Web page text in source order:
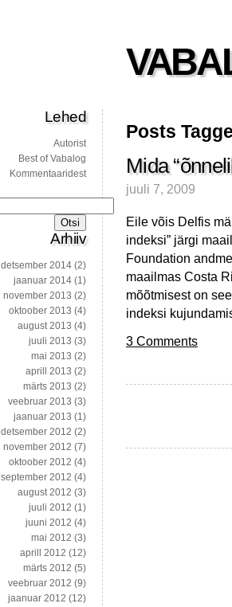
Posts
Mida
juuli 7, 2009
Eile võis Delfis
indeksi” järgi
Foundation
maailmas Costa
mõõtmisest on
indeksi
3 Comments
Lehed
Autorist
Best of Vabalog
Kommentaaridest
Arhiiv
detsember 2014 (2)
jaanuar 2014 (1)
november 2013 (2)
oktoober 2013 (4)
august 2013 (4)
juuli 2013 (3)
mai 2013 (2)
aprill 2013 (2)
märts 2013 (2)
veebruar 2013 (3)
jaanuar 2013 (1)
detsember 2012 (2)
november 2012 (7)
oktoober 2012 (4)
september 2012 (4)
august 2012 (3)
juuli 2012 (1)
juuni 2012 (4)
mai 2012 (3)
aprill 2012 (12)
märts 2012 (5)
veebruar 2012 (9)
jaanuar 2012 (12)